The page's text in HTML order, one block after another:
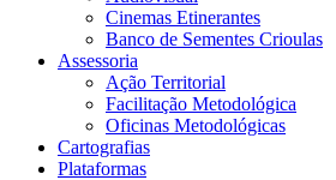
Cinemas Etinerantes
Banco de Sementes Crioulas
Assessoria
Ação Territorial
Facilitação Metodológica
Oficinas Metodológicas
Cartografias
Plataformas